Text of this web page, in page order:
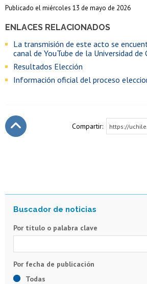
ENLACES RELACIONADOS
La transmisión de este acto se
canal de YouTube de la Universidad de
Resultados Elección
Información oficial del proceso
Publicado el miércoles 13 de mayo de 2026
Compartir: https://
Por título o palabra clave
Todas